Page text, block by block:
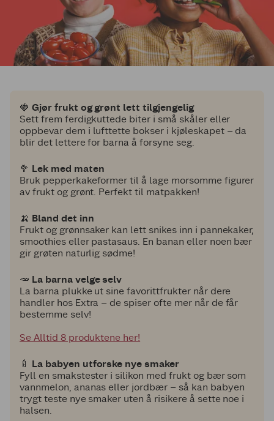
🍓 Gjør frukt og grønt lett tilgjengelig
Sett frem ferdigkuttede biter i små skåler eller
oppbevar dem i lufttette bokser i kjøleskapet – da
blir det lettere for barna å forsyne seg.
🥦 Lek med maten
Bruk pepperkakeformer til å lage morsomme figurer
av frukt og grønt. Perfekt til matpakken!
🍌 Bland det inn
Frukt og grønnsaker kan lett snikes inn i pannekaker,
smoothies eller pastasaus. En banan eller noen bær
gir grøten naturlig sødme!
🥕 La barna velge selv
La barna plukke ut sine favorittfrukter når dere
handler hos Extra – de spiser ofte mer når de får
bestemme selv!
Se Alltid 8 produktene her!
🍼 La babyen utforske nye smaker
Fyll en smakstester i silikon med frukt og bær som
vannmelon, ananas eller jordbær – så kan babyen
trygt teste nye smaker uten å risikere å sette noe i
halsen.